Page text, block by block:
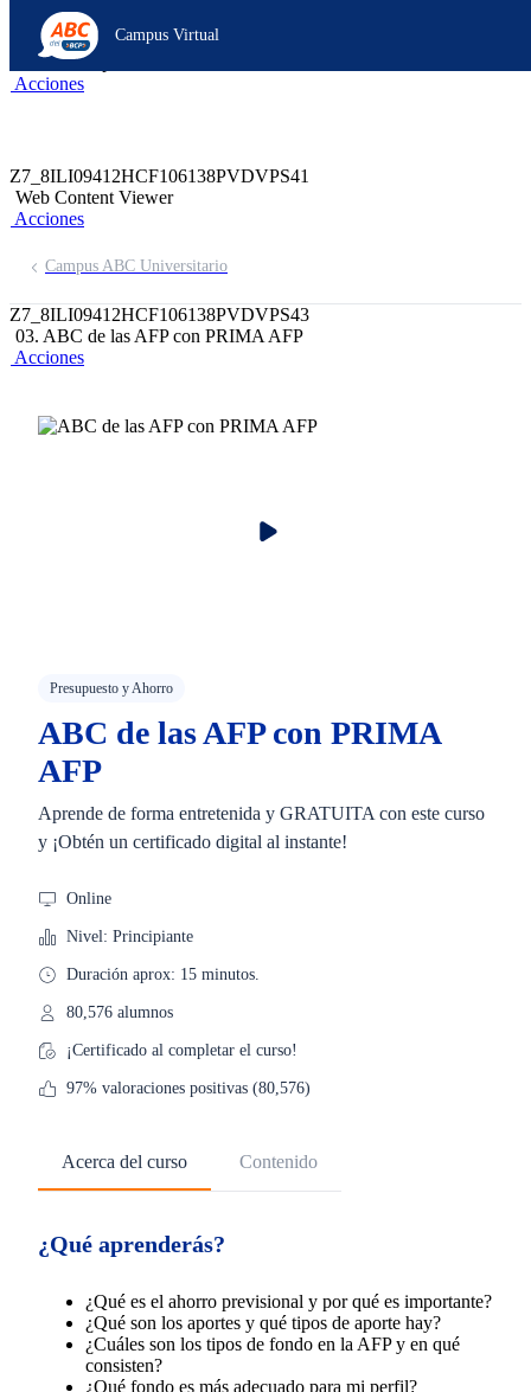
Z6_8ILI09412HCF106138PVDVPSO6
Z7_8ILI09412HCF106138PVDVPS42
header-campus-virtual-abc
Acciones
Campus Virtual
Z7_8ILI09412HCF106138PVDVPS41
Web Content Viewer
Acciones
Campus ABC Universitario
Z7_8ILI09412HCF106138PVDVPS43
03. ABC de las AFP con PRIMA AFP
Acciones
Presupuesto y Ahorro
ABC de las AFP con PRIMA
AFP
Aprende de forma entretenida y GRATUITA con este curso
y ¡Obtén un certificado digital al instante!
Online
Nivel: Principiante
Duración aprox: 15 minutos.
80,576 alumnos
¡Certificado al completar el curso!
97% valoraciones positivas (80,576)
Acerca del curso Contenido
¿Qué aprenderás?
¿Qué es el ahorro previsional y por qué es importante?
¿Qué son los aportes y qué tipos de aporte hay?
¿Cuáles son los tipos de fondo en la AFP y en qué
consisten?
¿Qué fondo es más adecuado para mi perfil?